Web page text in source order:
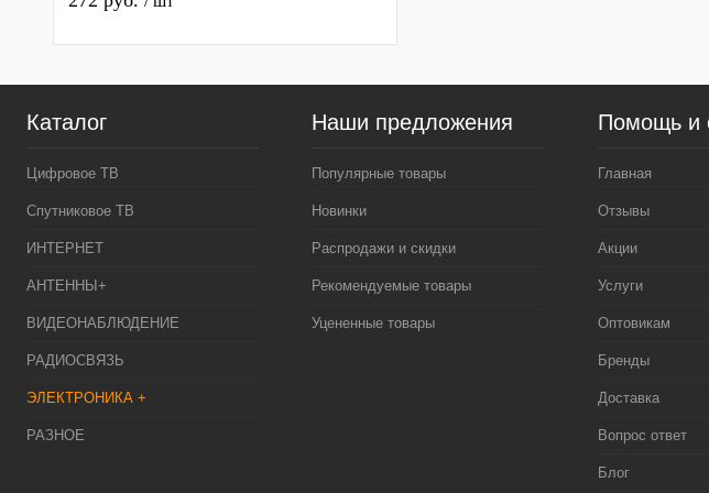
Каталог
Цифровое ТВ
Спутниковое ТВ
ИНТЕРНЕТ
АНТЕННЫ+
ВИДЕОНАБЛЮДЕНИЕ
РАДИОСВЯЗЬ
ЭЛЕКТРОНИКА +
РАЗНОЕ
Наши предложения
Популярные товары
Новинки
Распродажи и скидки
Рекомендуемые товары
Уцененные товары
Помощь и
Главная
Отзывы
Акции
Услуги
Оптовикам
Бренды
Доставка
Вопрос ответ
Блог